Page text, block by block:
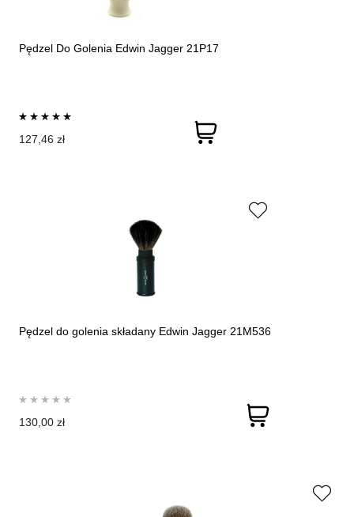
Pędzel Do Golenia Edwin Jagger 21P17
127,46 zł
Pędzel do golenia składany Edwin Jagger 21M536
130,00 zł